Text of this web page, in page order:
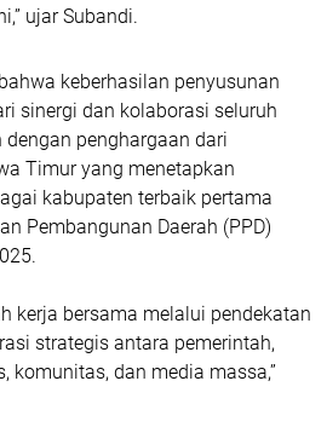
ujar Subandi.
keberhasilan penyusunan
sinergi dan kolaborasi seluruh
penghargaan dari
Timur yang menetapkan
kabupaten terbaik pertama
Pembangunan Daerah (PPD)
kerja bersama melalui pendekatan
strategis antara pemerintah,
komunitas, dan media massa,”